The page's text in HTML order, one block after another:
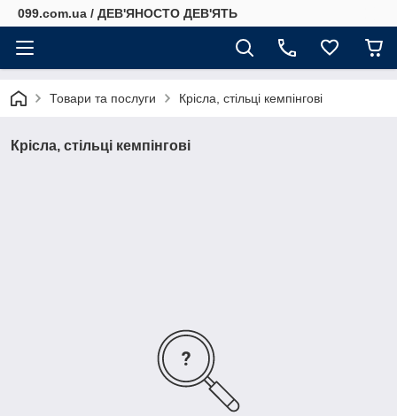
099.com.ua / ДЕВ'ЯНОСТО ДЕВ'ЯТЬ
Товари та послуги Крісла, стільці кемпінгові
Крісла, стільці кемпінгові